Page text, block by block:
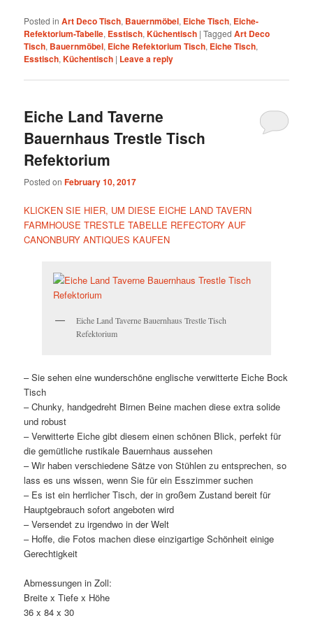
Posted in Art Deco Tisch, Bauernmöbel, Eiche Tisch, Eiche-
Refektorium-Tabelle, Esstisch,Küchentisch |Tagged Art Deco
Tisch, Bauernmöbel, Eiche Refektorium Tisch, Eiche Tisch,
Esstisch,Küchentisch | Leave a reply
Eiche Land Taverne
Bauernhaus Trestle Tisch
Refektorium
Posted onFebruary 10, 2017
KLICKEN SIE HIER, UM DIESE EICHE LAND TAVERN
FARMHOUSE TRESTLE TABELLE REFECTORY AUF
CANONBURY ANTIQUES KAUFEN
Eiche Land Taverne Bauernhaus Trestle Tisch
Refektorium
– Sie sehen eine wunderschöne englische verwitterte Eiche Bock
Tisch
– Chunky, handgedreht Birnen Beine machen diese extra solide
und robust
– Verwitterte Eiche gibt diesem einen schönen Blick, perfekt für
die gemütliche rustikale Bauernhaus aussehen
– Wir haben verschiedene Sätze von Stühlen zu entsprechen, so
lass es uns wissen, wenn Sie für ein Esszimmer suchen
– Es ist ein herrlicher Tisch, der in großem Zustand bereit für
Hauptgebrauch sofort angeboten wird
– Versendet zu irgendwo in der Welt
– Hoffe, die Fotos machen diese einzigartige Schönheit einige
Gerechtigkeit
Abmessungen in Zoll:
Breite x Tiefe x Höhe
36 x 84 x 30